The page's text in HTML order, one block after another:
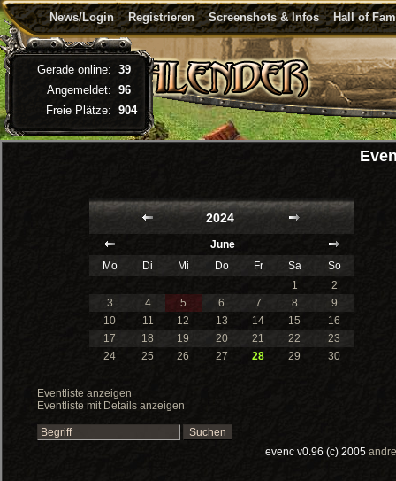
News/Login Registrieren Screenshots & Infos Hall of
2024
June
Mo
Di Mi Do Fr Sa
So
1
2
3
4 5 6 7 8
9
10
11 12 13 14 15
16
17
18 19 20 21 22
23
24
25 26 27 28 29 30
Eventliste anzeigen
Eventliste mit Details anzeigen
evenc v0.96 (c) 2005
Gerade online: 39
Angemeldet: 96
Freie Plätze: 904